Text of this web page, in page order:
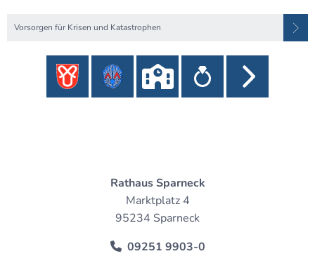
Vorsorgen für Krisen und Katastrophen
Rathaus Sparneck
Marktplatz 4
95234 Sparneck
09251 9903-0